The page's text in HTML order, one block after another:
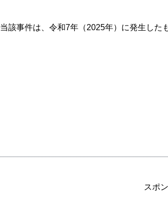
当該事件は、令和7年（2025年）に発生した
スポ